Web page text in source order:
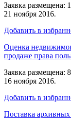
Заявка размещена:
21 ноября 2016.
Добавить в
Оценка
продаже права
Заявка размещена:
16 ноября 2016.
Добавить в
Поставка архивных